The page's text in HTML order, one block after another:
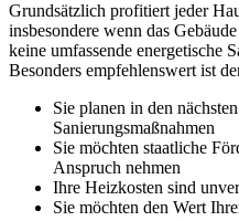
Grundsätzlich profitiert jeder
insbesondere wenn das
keine umfassende energetische
Besonders empfehlenswert ist
Sie planen in den
Sanierungsmaßnahmen
Sie möchten staatliche
Anspruch nehmen
Ihre Heizkosten sind
Sie möchten den Wert